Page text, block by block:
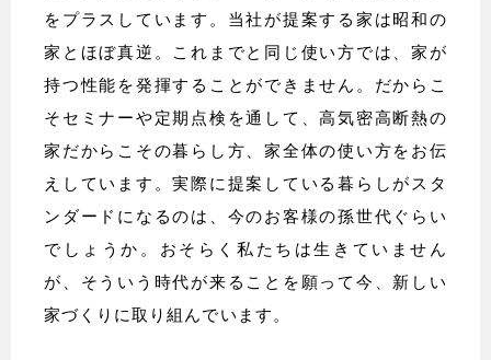
をプラスしています。当社が提案する家は昭和の
家とほぼ真逆。これまでと同じ使い方では、家が
持つ性能を発揮することができません。だからこ
そセミナーや定期点検を通して、高気密高断熱の
家だからこその暮らし方、家全体の使い方をお伝
えしています。実際に提案している暮らしがスタ
ンダードになるのは、今のお客様の孫世代ぐらい
でしょうか。おそらく私たちは生きていません
が、そういう時代が来ることを願って今、新しい
家づくりに取り組んでいます。